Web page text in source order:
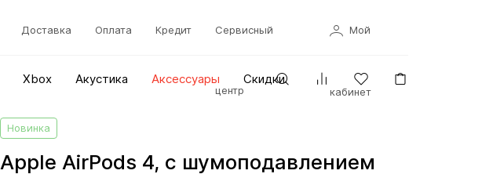
Доставка Оплата Кредит Сервисный
центр
Мой
кабинет
Xbox Акустика Аксессуары Скидки
Новинка
Apple AirPods 4, с шумоподавлением